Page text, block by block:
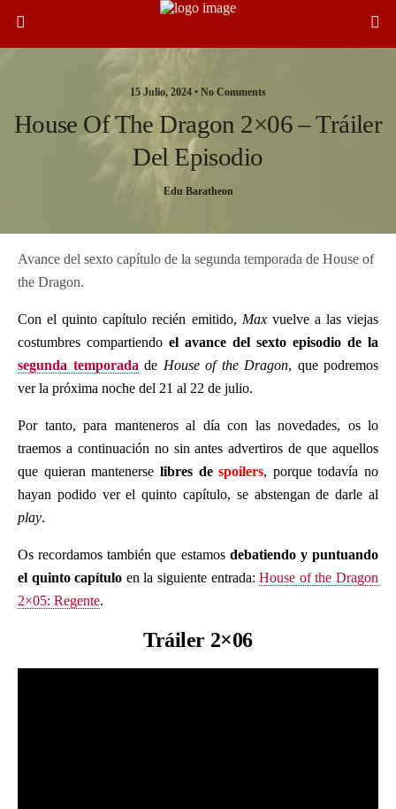
15 Julio, 2024 • No Comments
House Of The Dragon 2×06 – Tráiler
Del Episodio
Edu Baratheon
Avance del sexto capítulo de la segunda temporada de House of
the Dragon.
Con el quinto capítulo recién emitido, Maxvuelve a las viejas
costumbres compartiendo el avance del sexto episodio de la
segunda temporada de House of the Dragon, que podremos
ver la próxima noche del 21 al 22 de julio.
Por tanto, para manteneros al día con las novedades, os lo
traemos a continuación no sin antes advertiros de que aquellos
que quieran mantenerse libres despoilers, porque todavía no
hayan podido ver el quinto capítulo, se abstengan de darle al
play.
Os recordamos también que estamos debatiendo y puntuando
el quinto capítulo en la siguiente entrada:House of the Dragon
2×05: Regente.
Tráiler 2×06